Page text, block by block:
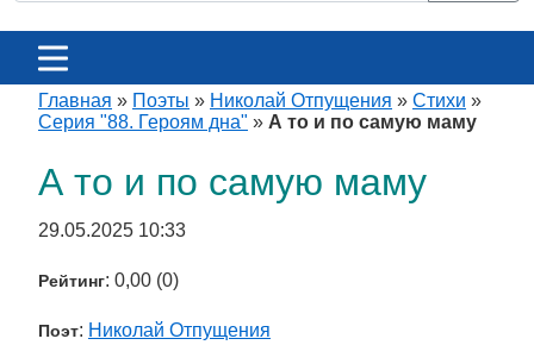
Главная » Поэты » Николай Отпущения » Стихи »
Серия "88. Героям дна" » А то и по самую маму
А то и по самую маму
29.05.2025 10:33
Рейтинг: 0,00 (0)
Поэт: Николай Отпущения